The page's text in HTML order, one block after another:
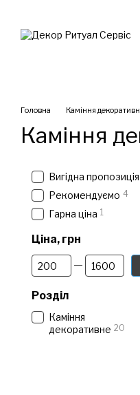
Головна Каміння
Каміння
Вигідна пропозиція
Рекомендуємо 4
Гарна ціна 1
Ціна, грн
Від Ціна, грн
До Ціна, грн
Розділ
Каміння
декоративне 20